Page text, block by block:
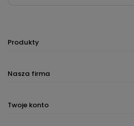
Produkty
Nasza firma
Twoje konto